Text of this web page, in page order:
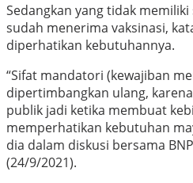
Sedangkan yang tidak
sudah menerima vaksinasi,
diperhatikan kebutuhannya.
“Sifat mandatori (kewajiban
dipertimbangkan ulang,
publik jadi ketika membuat
memperhatikan kebutuhan
dia dalam diskusi bersama
(24/9/2021).